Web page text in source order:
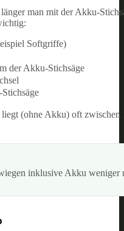
man mit der Akku-
Softgriffe)
der Akku-Stichsäge
(ohne Akku) oft
inklusive Akku weniger